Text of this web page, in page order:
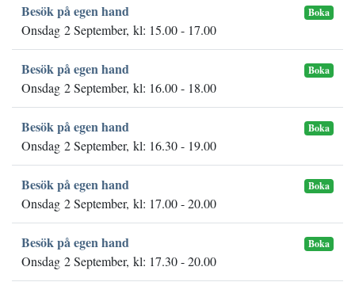
Besök på egen hand Boka
Onsdag 2 September, kl: 15.00 - 17.00
Besök på egen hand Boka
Onsdag 2 September, kl: 16.00 - 18.00
Besök på egen hand Boka
Onsdag 2 September, kl: 16.30 - 19.00
Besök på egen hand Boka
Onsdag 2 September, kl: 17.00 - 20.00
Besök på egen hand Boka
Onsdag 2 September, kl: 17.30 - 20.00